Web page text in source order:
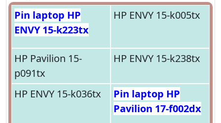
Pin laptop HP
ENVY 15-k223tx
HP ENVY 15-k005tx
HP Pavilion 15-
p091tx
HP ENVY 15-k238tx
HP ENVY 15-k036tx
Pin laptop HP
Pavilion 17-f002dx